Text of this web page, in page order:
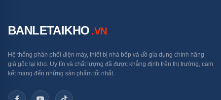
Độc Lập — Điểm Khác Biệt Thực Chất
Đây là công nghệ quan trọng nhất trên
RF48A4000B4/SV — và lý do giá cao hơn các tủ lạnh 4
BANLETAIKHO .VN
Hệ thống phân phối điện máy, thiết bị nhà bếp và đồ gia dụng chính hãng
giá gốc tại kho. Uy tín và chất lượng đã được khẳng định trên thị trường, cam
kết mang đến những sản phẩm tốt nhất.